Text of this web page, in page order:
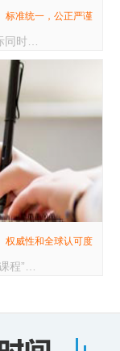
标准统一，公正严谨
权威性和全球认可度